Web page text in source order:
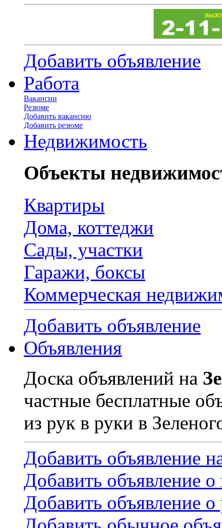
Добавить объявление
Работа
Вакансии
Резюме
Добавить вакансию
Добавить резюме
Недвижимость
Объекты
Квартиры
Дома, коттеджи
Сады, участки
Гаражи, боксы
Коммерческая
Добавить объявление
Объявления
Доска объявлений на
частные бесплатные
из рук в руки в
Добавить объявление
Добавить объявление
Добавить объявление о